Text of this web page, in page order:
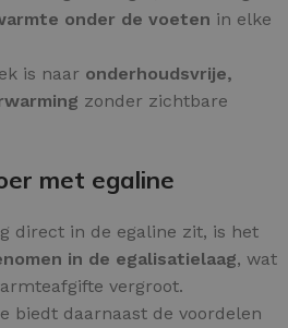
onder de voeten in elke
is naar onderhoudsvrije,
zonder zichtbare
met egaline
direct in de egaline zit, is het
in de egalisatielaag, wat
vergroot.
biedt daarnaast de voordelen